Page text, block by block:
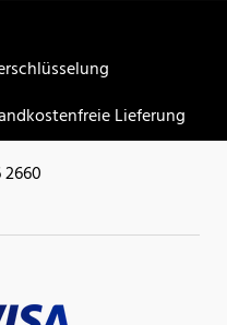
Lieferung
2660